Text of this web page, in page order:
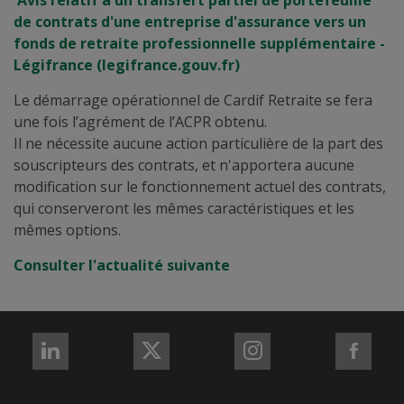
de contrats d'une entreprise d'assurance vers un
fonds de retraite professionnelle supplémentaire -
Légifrance (legifrance.gouv.fr)
Le démarrage opérationnel de Cardif Retraite se fera
une fois l’agrément de l’ACPR obtenu.
Il ne nécessite aucune action particulière de la part des
souscripteurs des contrats, et n'apportera aucune
modification sur le fonctionnement actuel des contrats,
qui conserveront les mêmes caractéristiques et les
mêmes options.
Consulter l'actualité suivante
REJOIGNEZ-
REJOIGNEZ-